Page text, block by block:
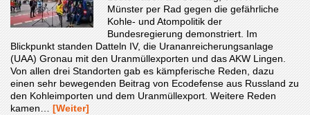
Münster per Rad gegen die gefährliche
Kohle- und Atompolitik der
Bundesregierung demonstriert. Im
Blickpunkt standen Datteln IV, die Urananreicherungsanlage
(UAA) Gronau mit den Uranmüllexporten und das AKW Lingen.
Von allen drei Standorten gab es kämpferische Reden, dazu
einen sehr bewegenden Beitrag von Ecodefense aus Russland zu
den Kohleimporten und dem Uranmüllexport. Weitere Reden
kamen… [Weiter]